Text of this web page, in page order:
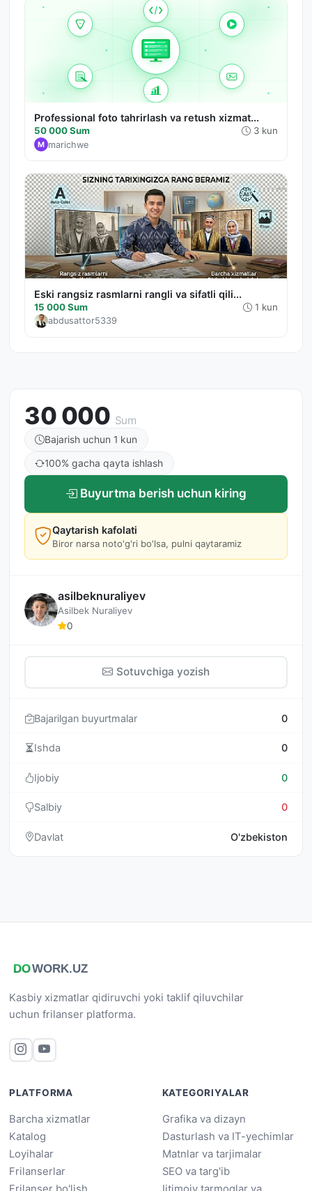
Professional foto tahrirlash va retush xizmat...
50 000 Sum 3 kun
M marichwe
Eski rangsiz rasmlarni rangli va sifatli qili...
15 000 Sum 1 kun
abdusattor5339
30 000 Sum
Bajarish uchun 1 kun
100% gacha qayta ishlash
Buyurtma berish uchun kiring
Qaytarish kafolati
Biror narsa noto'g'ri bo'lsa, pulni qaytaramiz
asilbeknuraliyev
Asilbek Nuraliyev
0
Sotuvchiga yozish
Bajarilgan buyurtmalar 0
Ishda 0
Ijobiy 0
Salbiy 0
Davlat O'zbekiston
Kasbiy xizmatlar qidiruvchi yoki taklif qiluvchilar
uchun frilanser platforma.
PLATFORMA
Barcha xizmatlar
Katalog
Loyihalar
Frilanserlar
KATEGORIYALAR
Grafika va dizayn
Dasturlash va IT-yechimlar
Matnlar va tarjimalar
SEO va targ'ib